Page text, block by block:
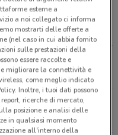
Aprilia
esterne a
a noi collegato ci informa
mostrarti delle offerte a
(nel caso in cui abbia fornito
sulle prestazioni della
essere raccolte e
e migliorare la connettività e
come meglio indicato
Inoltre, i tuoi dati possono
ricerche di mercato,
posizione e analisi delle
in qualsiasi momento
all'interno della